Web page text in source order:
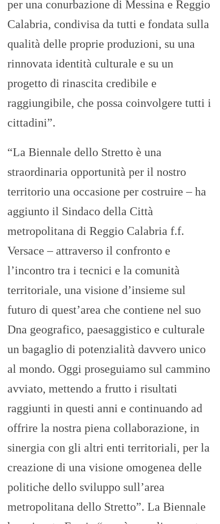
per una conurbazione di Messina e Reggio
Calabria, condivisa da tutti e fondata sulla
qualità delle proprie produzioni, su una
rinnovata identità culturale e su un
progetto di rinascita credibile e
raggiungibile, che possa coinvolgere tutti i
cittadini”.
“La Biennale dello Stretto è una
straordinaria opportunità per il nostro
territorio una occasione per costruire – ha
aggiunto il Sindaco della Città
metropolitana di Reggio Calabria f.f.
Versace – attraverso il confronto e
l’incontro tra i tecnici e la comunità
territoriale, una visione d’insieme sul
futuro di quest’area che contiene nel suo
Dna geografico, paesaggistico e culturale
un bagaglio di potenzialità davvero unico
al mondo. Oggi proseguiamo sul cammino
avviato, mettendo a frutto i risultati
raggiunti in questi anni e continuando ad
offrire la nostra piena collaborazione, in
sinergia con gli altri enti territoriali, per la
creazione di una visione omogenea delle
politiche dello sviluppo sull’area
metropolitana dello Stretto”. La Biennale